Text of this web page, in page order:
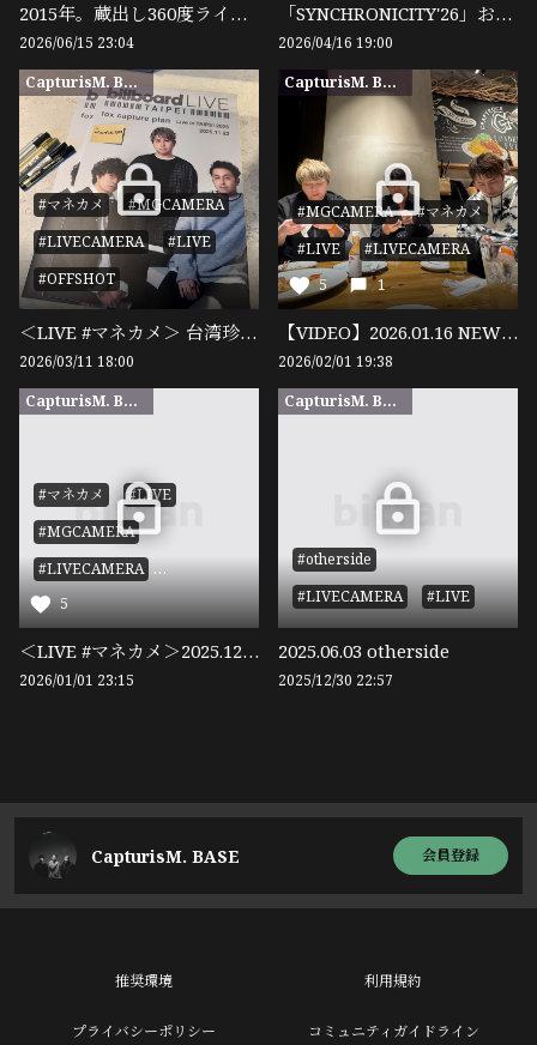
2015年。蔵出し360度ライブドキュメンタリー
2026/06/15 23:04
「SYNCHRONICITY'26」お疲れさまでした（その２）
2026/04/16 19:00
CapturisM. BASE限定
#マネカメ
#MGCAMERA
#LIVECAMERA
#LIVE
#OFFSHOT
＜LIVE #マネカメ＞ 台湾珍道中 2025（その４）
2026/03/11 18:00
CapturisM. BASE限定
#MGCAMERA
#マネカメ
#LIVE
#LIVECAMERA
5
1
【VIDEO】2026.01.16 NEW YEAR MEETING
2026/02/01 19:38
CapturisM. BASE限定
#マネカメ
#LIVE
#MGCAMERA
#LIVECAMERA
#Jazzmetender
5
＜LIVE #マネカメ＞2025.12.31 Jazz me tender
2026/01/01 23:15
CapturisM. BASE限定
#otherside
#LIVECAMERA
#LIVE
2025.06.03 otherside
2025/12/30 22:57
CapturisM. BASE 会員登録
推奨環境 利用規約
プライバシーポリシー コミュニティガイドライン